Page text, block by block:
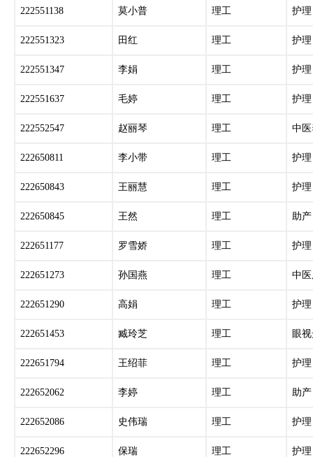
222551138 莫小普 理工 护理
222551323 田红 理工 护理
222551347 李娟 理工 护理
222551637 毛婷 理工 护理
222552547 赵丽琴 理工 中
222650811 李小带 理工 护理
222650843 王丽慧 理工 护理
222650845 王然 理工 助产
222651177 罗雪娇 理工 护理
222651273 孙国燕 理工 中
222651290 高娟 理工 护理
222651453 臧玲芝 理工 眼
222651794 王绍菲 理工 护理
222652062 李婷 理工 助产
222652086 史伟瑞 理工 护理
222652296 保瑞 理工 护理